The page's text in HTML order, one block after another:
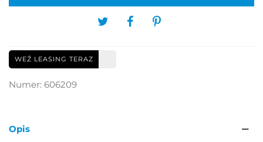
WEŹ LEASING TERAZ
Numer: 606209
Opis